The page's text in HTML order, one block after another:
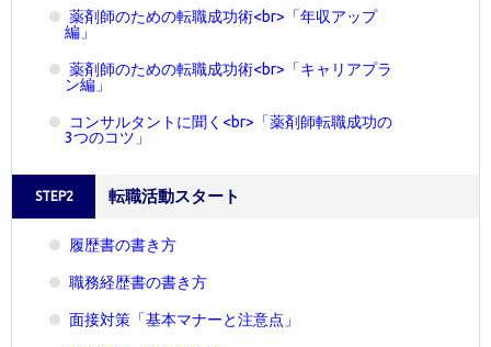
薬剤師のための転職成功術<br>「年収アップ
編」
薬剤師のための転職成功術<br>「キャリアプラ
ン編」
コンサルタントに聞く<br>「薬剤師転職成功の
3つのコツ」
STEP2 転職活動スタート
履歴書の書き方
職務経歴書の書き方
面接対策「基本マナーと注意点」